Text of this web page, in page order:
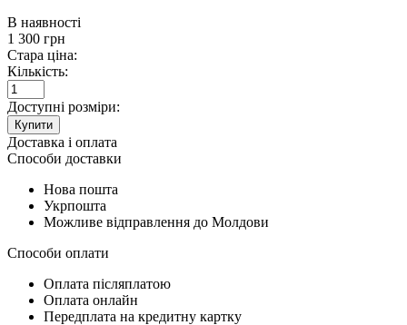
В наявності
1 300 грн
Стара ціна:
Кількість:
Доступні розміри:
Купити
Доставка і оплата
Способи доставки
Нова пошта
Укрпошта
Можливе відправлення до Молдови
Способи оплати
Оплата післяплатою
Оплата онлайн
Передплата на кредитну картку